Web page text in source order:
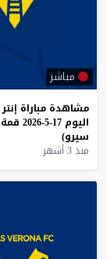
مباشر
مشاهدة مباراة إنتر
اليوم 17-5-2026 قمة
سيرو)
منذ 3 أشهر